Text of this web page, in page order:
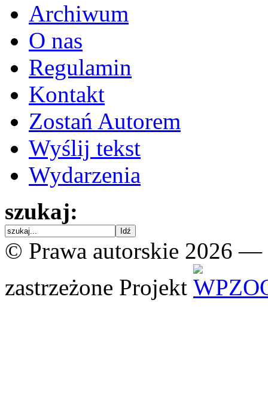
Archiwum
O nas
Regulamin
Kontakt
Zostań Autorem
Wyślij tekst
Wydarzenia
szukaj:
© Prawa autorskie 2026 —
zastrzeżone Projekt